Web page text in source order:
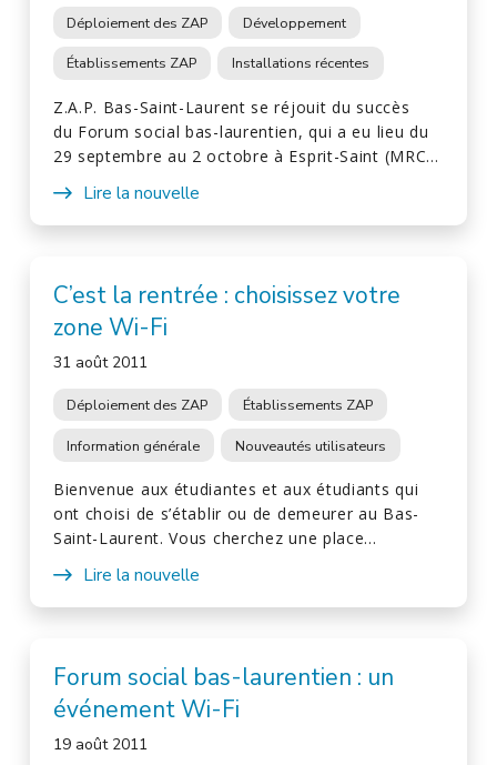
Déploiement des ZAP Développement
Établissements ZAP Installations récentes
Z.A.P. Bas-Saint-Laurent se réjouit du succès
du Forum social bas-laurentien, qui a eu lieu du
29 septembre au 2 octobre à Esprit-Saint (MRC…
Lire la nouvelle
C’est la rentrée : choisissez votre
zone Wi-Fi
31 août 2011
Déploiement des ZAP Établissements ZAP
Information générale Nouveautés utilisateurs
Bienvenue aux étudiantes et aux étudiants qui
ont choisi de s’établir ou de demeurer au Bas-
Saint-Laurent. Vous cherchez une place…
Lire la nouvelle
Forum social bas-laurentien : un
événement Wi-Fi
19 août 2011